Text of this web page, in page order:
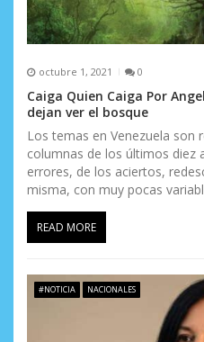
a
s
octubre 1, 2021 0
Caiga Quien Caiga Por
dejan ver el bosque
Los temas en Venezuela son
columnas de los últimos diez
errores, de los aciertos,
misma, con muy pocas
READ MORE
#NOTICIA NACIONALES